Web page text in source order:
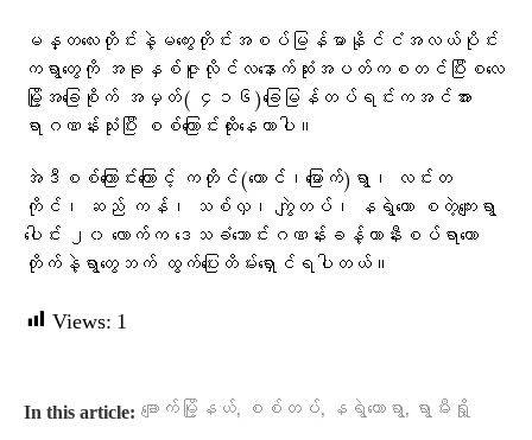
မန္တလေးတိုင်းနဲ့မကွေးတိုင်းအစပ်မြန်မာနိုင်ငံအလယ်ပိုင်း
ကရွာတွေကို အခုနှစ်ဇူလိုင်လနောက်ဆုံးအပတ်ကစတင်ပြီးစလေ
မြို့အခြေစိုက် အမှတ်( ၄၁၆)ခြေမြန်တပ်ရင်းကအင်အား
ရာဂဏန်းသုံးပြီး စစ်ကြောင်းထိုးနေတာပါ။
အဲဒီစစ်ကြောင်းကြောင့် ကတိုင်(တောင်၊မြောက်)ရွာ၊ လင်းတ
ကိုင်၊ ဆည် ကန်၊ သစ်လှ၊ ကျွဲတပ်၊ နရွဲတော စတဲ့ကျေးရွာ
ပေါင်း ၂၀ လောက်က ဒေသခံသောင်းဂဏန်းခန့်ဟာနီးစပ်ရာတော
တိုက်နဲ့ရွာတွေဘက် ထွက်ပြေးတိမ်းရှောင်ရပါတယ်။
Views: 1
In this article: ချောက်မြို့နယ်, စစ်တပ်, နရွဲတောရွာ, ရွာမီးရှို့